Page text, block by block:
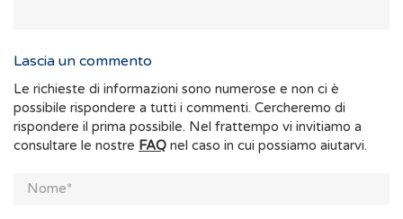
Lascia un commento
Le richieste di informazioni sono numerose e non ci è
possibile rispondere a tutti i commenti. Cercheremo di
rispondere il prima possibile. Nel frattempo vi invitiamo a
consultare le nostre FAQ nel caso in cui possiamo aiutarvi.